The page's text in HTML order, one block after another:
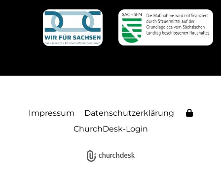
Impressum
Datenschutzerklärung
ChurchDesk-Login